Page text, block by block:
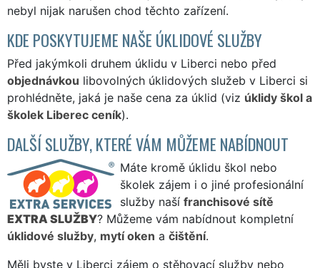
nebyl nijak narušen chod těchto zařízení.
KDE POSKYTUJEME NAŠE ÚKLIDOVÉ SLUŽBY
Před jakýmkoli druhem úklidu v Liberci nebo před
objednávkou libovolných úklidových služeb v Liberci si
prohlédněte, jaká je naše cena za úklid (viz úklidy škol a
školek Liberec ceník).
DALŠÍ SLUŽBY, KTERÉ VÁM MŮŽEME NABÍDNOUT
Máte kromě úklidu škol nebo
školek zájem i o jiné profesionální
služby naší franchisové sítě
EXTRA SLUŽBY? Můžeme vám nabídnout kompletní
úklidové služby, mytí oken a čištění.
Měli byste v Liberci zájem o stěhovací služby nebo